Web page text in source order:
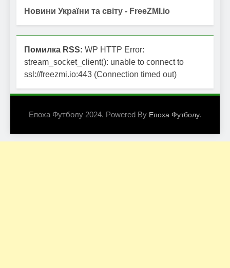
Новини України та світу - FreeZMI.io
Помилка RSS: WP HTTP Error:
stream_socket_client(): unable to connect to
ssl://freezmi.io:443 (Connection timed out)
Епоха Футболу 2024. Powered By Епоха Футболу.